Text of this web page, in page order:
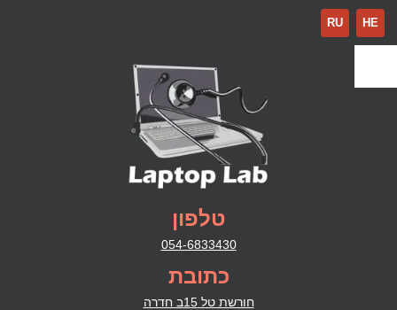
HE
RU
טלפון
054-6833430
כתובת
חורשת טל 15ב חדרה